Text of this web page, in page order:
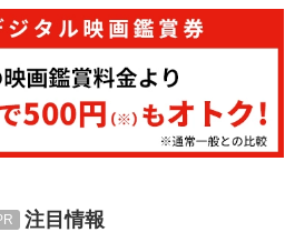
注目情報